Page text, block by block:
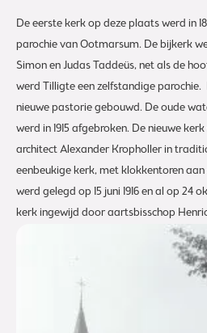
De eerste kerk op deze plaats werd in
parochie van Ootmarsum. De bijkerk
Simon en Judas Taddeüs, net als de
werd Tilligte een zelfstandige
nieuwe pastorie gebouwd. De oude
werd in 1915 afgebroken. De nieuwe
architect Alexander Kropholler in
eenbeukige kerk, met klokkentoren
werd gelegd op 15 juni 1916 en al op 24
kerk ingewijd door aartsbisschop